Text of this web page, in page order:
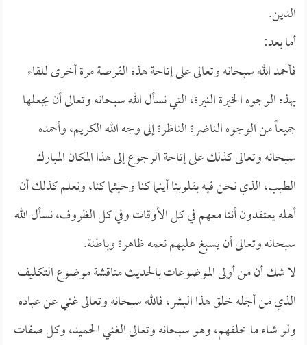
الدين.
أما بعد:
فأحمد الله سبحانه وتعالى على إتاحة هذه الفرصة مرة أخرى للقاء
بهذه الوجوه الخيرة النيرة، التي نسأل الله سبحانه وتعالى أن يجعلها
جميعاً من الوجوه الناضرة الناظرة إلى وجه الله الكريم، وأحمده
سبحانه وتعالى كذلك على إتاحة الرجوع إلى هذا المكان المبارك
الطيب، الذي نحن فيه بقلوبنا أينما كنا وحيثما كنا، ونعلم كذلك أن
أهله يعتقدون أننا معهم في كل الأوقات وفي كل الظروف، نسأل الله
سبحانه وتعالى أن يسبغ عليهم نعمه ظاهرة وباطنة.
لا شك أن من أولى الموضوعات بالحديث مناقشة موضوع التكليف
الذي من أجله خلق هذا البشر، فالله سبحانه وتعالى غني عن عباده
ولو شاء ما خلقهم، وهو سبحانه وتعالى الغني الحميد، وكل صفات